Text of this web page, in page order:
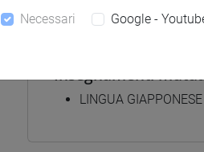
Insegnamenti
LINGUA
Necessari Google -